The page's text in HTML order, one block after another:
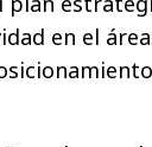
en el